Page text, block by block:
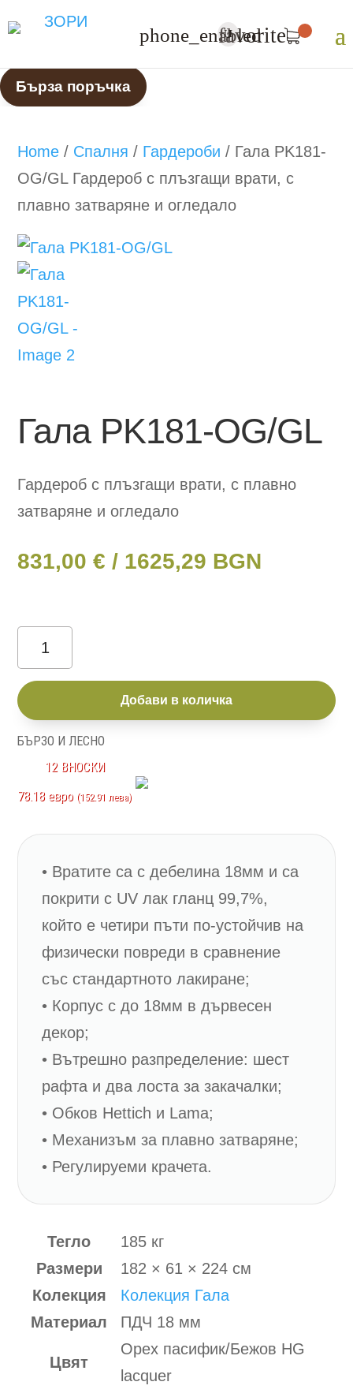
phone_enabled
favorite
U
Бърза поръчка
Home / Спалня / Гардероби / Гала PK181-
OG/GL Гардероб с плъзгащи врати, с
плавно затваряне и огледало
Гала PK181-OG/GL
Гардероб с плъзгащи врати, с плавно
затваряне и огледало
831,00€ / 1625,29 BGN
количество
за
Гала
PK181-
OG/GL
Добави в количка
БЪРЗО И ЛЕСНО
12 ВНОСКИ
78.18 евро (152.91 лева)
• Вратите са с дебелина 18мм и са
покрити с UV лак гланц 99,7%,
който е четири пъти по-устойчив на
физически повреди в сравнение
със стандартното лакиране;
• Корпус с до 18мм в дървесен
декор;
• Вътрешно разпределение: шест
рафта и два лоста за закачалки;
• Обков Hettich и Lama;
• Механизъм за плавно затваряне;
• Регулируеми крачета.
Тегло
185 кг
Размери
182 × 61 × 224 см
Колекция
Колекция Гала
Материал
ПДЧ 18 мм
Цвят
Орех пасифик/Бежов HG
lacquer